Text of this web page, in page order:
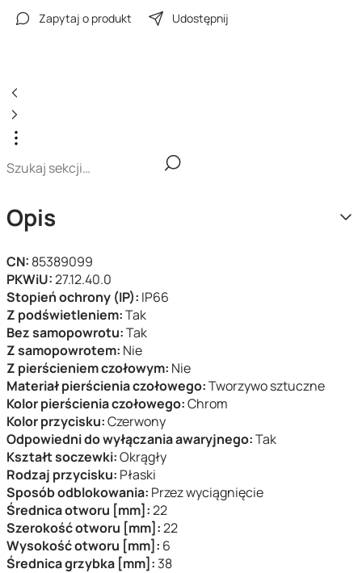
Zapytaj o produkt Udostępnij
Opis
CN: 85389099
PKWiU:27.12.40.0
Stopień ochrony (IP): IP66
Z podświetleniem:Tak
Bez samopowrotu:Tak
Z samopowrotem: Nie
Z pierścieniem czołowym: Nie
Materiał pierścienia czołowego:Tworzywo sztuczne
Kolor pierścienia czołowego:Chrom
Kolor przycisku:Czerwony
Odpowiedni do wyłączania awaryjnego:Tak
Kształt soczewki:Okrągły
Rodzaj przycisku: Płaski
Sposób odblokowania: Przez wyciągnięcie
Średnica otworu [mm]:22
Szerokość otworu [mm]:22
Wysokość otworu [mm]: 6
Średnica grzybka [mm]: 38